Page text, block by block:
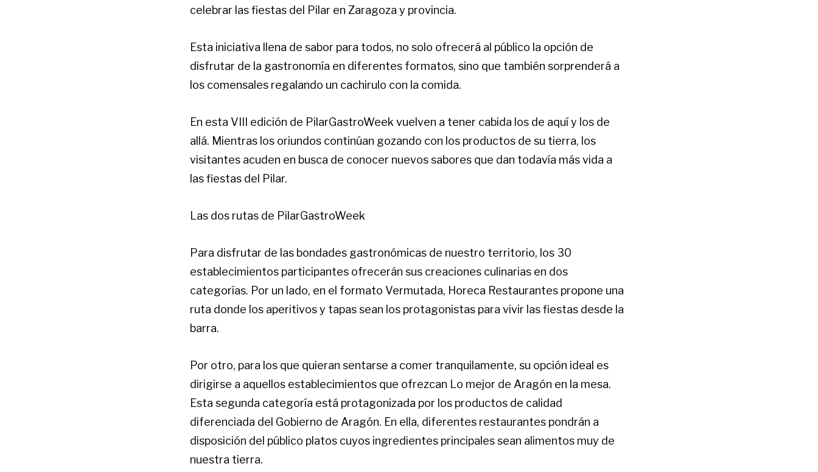
celebrar las fiestas del Pilar en Zaragoza y provincia.
Esta iniciativa llena de sabor para todos, no solo ofrecerá al público la opción de
disfrutar de la gastronomía en diferentes formatos, sino que también sorprenderá a
los comensales regalando un cachirulo con la comida.
En esta VIII edición de PilarGastroWeek vuelven a tener cabida los de aquí y los de
allá. Mientras los oriundos continúan gozando con los productos de su tierra, los
visitantes acuden en busca de conocer nuevos sabores que dan todavía más vida a
las fiestas del Pilar.
Las dos rutas de PilarGastroWeek
Para disfrutar de las bondades gastronómicas de nuestro territorio, los 30
establecimientos participantes ofrecerán sus creaciones culinarias en dos
categorías. Por un lado, en el formato Vermutada, Horeca Restaurantes propone una
ruta donde los aperitivos y tapas sean los protagonistas para vivir las fiestas desde la
barra.
Por otro, para los que quieran sentarse a comer tranquilamente, su opción ideal es
dirigirse a aquellos establecimientos que ofrezcan Lo mejor de Aragón en la mesa.
Esta segunda categoría está protagonizada por los productos de calidad
diferenciada del Gobierno de Aragón. En ella, diferentes restaurantes pondrán a
disposición del público platos cuyos ingredientes principales sean alimentos muy de
nuestra tierra.